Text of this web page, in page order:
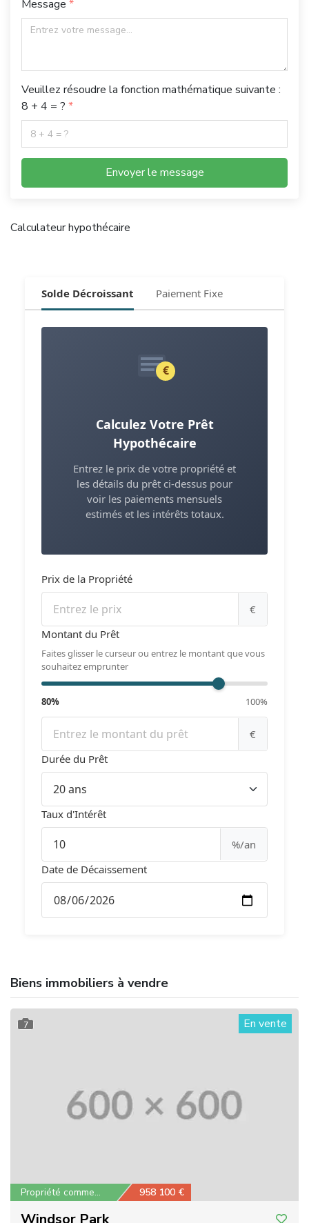
Message
Veuillez résoudre la fonction mathématique suivante :
8 + 4 = ?
Envoyer le message
Calculateur hypothécaire
Solde Décroissant Paiement Fixe
Prix de la Propriété
€
Montant du Prêt
Faites glisser le curseur ou entrez le montant que vous
souhaitez emprunter
80% 100%
€
Durée du Prêt
Taux d'Intérêt
%/an
Date de Décaissement
€
Calculez Votre Prêt
Hypothécaire
Entrez le prix de votre propriété et
les détails du prêt ci-dessus pour
voir les paiements mensuels
estimés et les intérêts totaux.
Biens immobiliers à vendre
7 En vente
Propriété commercial... 958 100 €
Windsor Park